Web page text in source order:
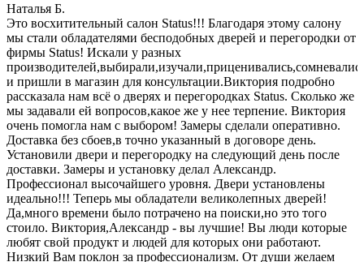
Наталья Б.
Это восхитительный салон Status!!! Благодаря этому салону
мы стали обладателями бесподобных дверей и перегородки от
фирмы Status! Искали у разных
и пришли в магазин для консультации.Виктория подробно
рассказала нам всё о дверях и перегородках Status. Сколько же
мы задавали ей вопросов,какое же у нее терпение. Виктория
очень помогла нам с выбором! Замеры сделали оперативно.
Доставка без сбоев,в точно указанный в договоре день.
Установили двери и перегородку на следующий день после
доставки. Замеры и установку делал Александр.
Профессионал высочайшего уровня. Двери установлены
идеально!!! Теперь мы обладатели великолепных дверей!
Да,много времени было потрачено на поиски,но это того
стоило. Виктория,Александр - вы лучшие! Вы люди которые
любят свой продукт и людей для которых они работают.
Низкий Вам поклон за профессионализм. От души желаем